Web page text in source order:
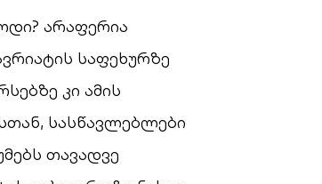
არაფერია
საფეხურზე
კი ამის
სასწავლებლები
თავადვე